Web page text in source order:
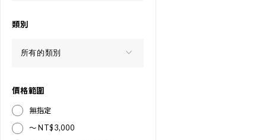
類別
價格範圍
無指定
～ NT$3,000